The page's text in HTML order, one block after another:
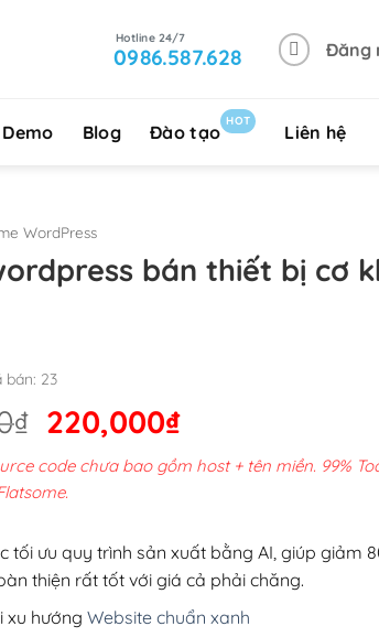
0986.587.628 Đăng
Demo Blog Đào tạo
HOT
Liên hệ
WordPress
bán thiết bị cơ
bán: 23
₫ Giá
gốc
là:
220,000₫Giá
hiện
tại
220,000₫.
code chưa bao gồm host + tên miền. 99%
tối ưu quy trình sản xuất bằng AI, giúp giảm
thiện rất tốt với giá cả phải chăng.
xu hướng Website chuẩn xanh